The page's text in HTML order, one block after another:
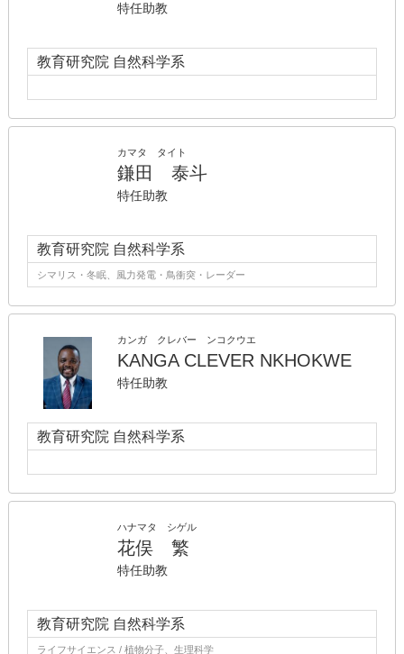
特任助教
教育研究院 自然科学系
カマタ タイト
鎌田 泰斗
特任助教
教育研究院 自然科学系
シマリス・冬眠、風力発電・鳥衝突・レーダー
カンガ クレバー ンコクウエ
KANGA CLEVER NKHOKWE
特任助教
教育研究院 自然科学系
ハナマタ シゲル
花俣 繁
特任助教
教育研究院 自然科学系
ライフサイエンス / 植物分子、生理科学